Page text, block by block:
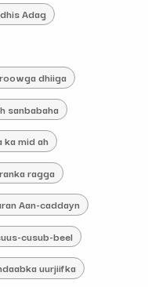
Adag
dhiiga
sanbabaha
ka mid ah
ragga
Aan-caddayn
cusub-beel
uurjiifka